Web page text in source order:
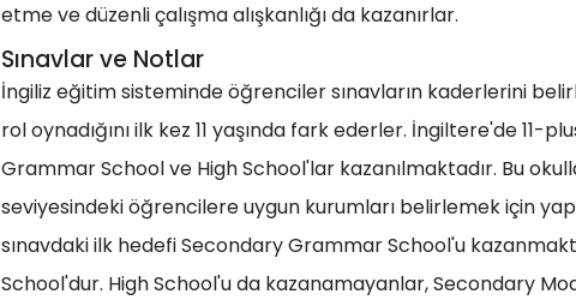
etme ve düzenli çalışma alışkanlığı da kazanırlar.
Sınavlar ve Notlar
İngiliz eğitim sisteminde öğrenciler sınavların kaderlerini
rol oynadığını ilk kez 11 yaşında fark ederler. İngiltere'de 11-
Grammar School ve High School'lar kazanılmaktadır. Bu
seviyesindeki öğrencilere uygun kurumları belirlemek için
sınavdaki ilk hedefi Secondary Grammar School'u
School'dur. High School'u da kazanamayanlar, Secondary